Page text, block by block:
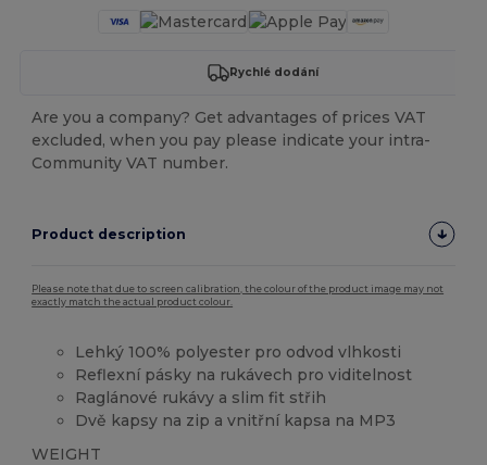
Rychlé dodání
Are you a company? Get advantages of prices VAT
excluded, when you pay please indicate your intra-
Community VAT number.
Product description
Please note that due to screen calibration, the colour of the product image may not
exactly match the actual product colour.
Lehký 100% polyester pro odvod vlhkosti
Reflexní pásky na rukávech pro viditelnost
Raglánové rukávy a slim fit střih
Dvě kapsy na zip a vnitřní kapsa na MP3
WEIGHT